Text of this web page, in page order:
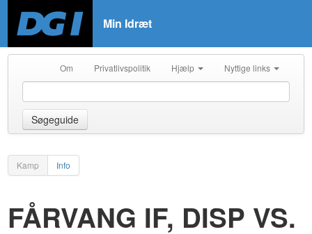
Min Idræt
Om Privatlivspolitik Hjælp Nyttige links
Søgeguide
Kamp Info
FÅRVANG IF, DISP VS.